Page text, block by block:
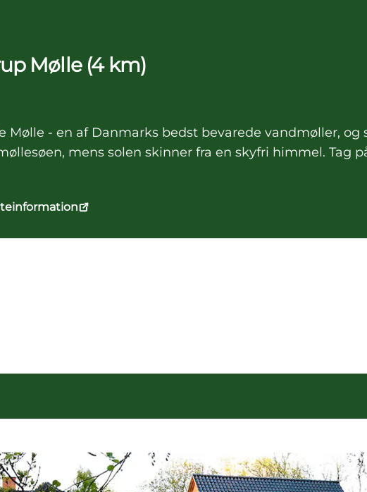
Mølle (4 km)
Mølle - en af Danmarks bedst bevarede vandmøller,
mens solen skinner fra en skyfri himmel. Tag